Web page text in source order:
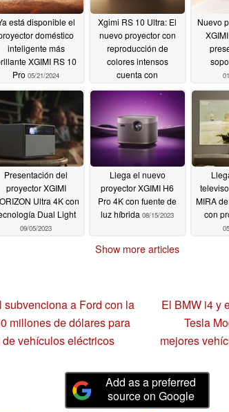
está disponible el
doméstico
inteligente más
XGIMI RS 10
Pro 05/21/2024
Xgimi RS 10 Ultra: El
nuevo proyector con
reproducción de
colores intensos
cuenta con
01/21/2024
Nuevo
Presentación del
proyector XGIMI
Ultra 4K con
Dual Light
09/05/2023
Llega el nuevo
proyector XGIMI H6
Pro 4K con fuente de
luz híbrida 08/15/2023
MIRA
con
Show more articles
subvenciona a Ford con la
millones de dólares para
vehículos eléctricos
El BMW i4 y
Tesla
mejores
Add as a preferred
source on Google